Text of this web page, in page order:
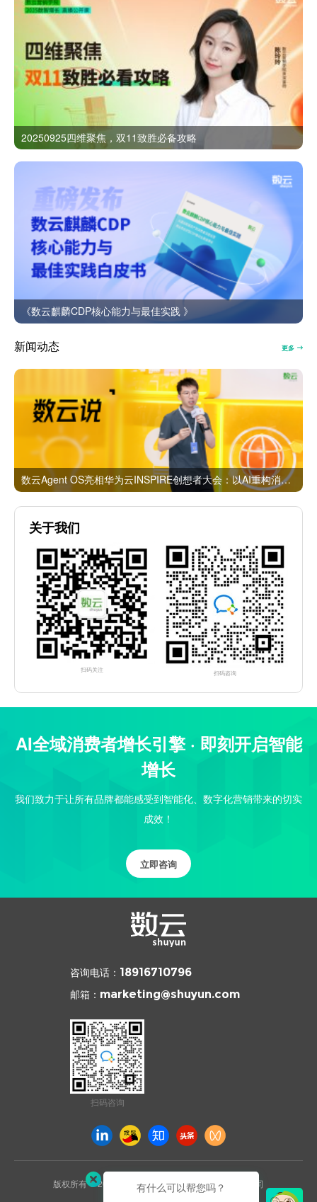
20250925四维聚焦，双11致胜必备攻略
《数云麒麟CDP核心能力与最佳实践 》
新闻动态 更多
数云Agent OS亮相华为云INSPIRE创想者大会：以AI重构消费者运营与零售营销新范式
关于我们
扫码关注 扫码咨询
AI全域消费者增长引擎 · 即刻开启智能
增长
我们致力于让所有品牌都能感受到智能化、数字化营销带来的切实
成效！
立即咨询
咨询电话： 18916710796
邮箱： marketing@shuyun.com
扫码咨询
版权所有 © 2026 杭州数云信息技术有限公司上海分公司
有什么可以帮您吗？